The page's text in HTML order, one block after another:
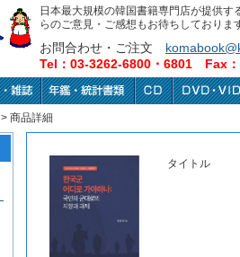
日本最大規模の韓国書籍専門店が提供
らのご意見・ご感想もお待ちしておりま
お問合わせ・ご注文
Tel：03-3262-6800・6801 Fax
> 商品詳細
タイトル